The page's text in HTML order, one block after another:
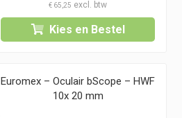
€ 65,25
Kies en Bestel
Euromex – Oculair bScope – HWF
10x 20 mm